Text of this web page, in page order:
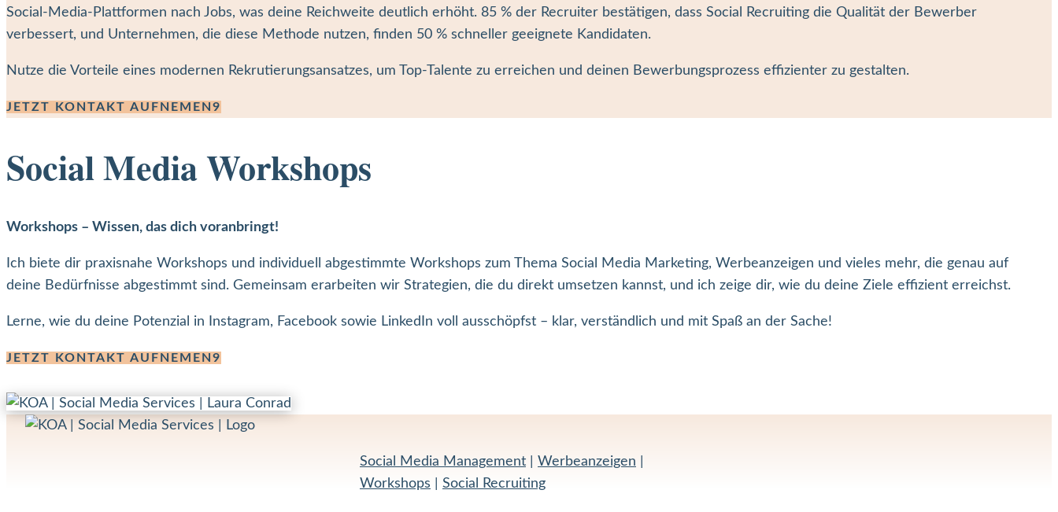
Social-Media-Plattformen nach Jobs, was deine Reichweite deutlich erhöht. 85 % der Recruiter bestätigen, dass Social Recruiting die Qualität der Bewerber
verbessert, und Unternehmen, die diese Methode nutzen, finden 50 % schneller geeignete Kandidaten.
Nutze die Vorteile eines modernen Rekrutierungsansatzes, um Top-Talente zu erreichen und deinen Bewerbungsprozess effizienter zu gestalten.
JETZT KONTAKT AUFNEMEN
Social Media Workshops
Workshops – Wissen, das dich voranbringt!
Ich biete dir praxisnahe Workshops und individuell abgestimmte Workshops zum Thema Social Media Marketing, Werbeanzeigen und vieles mehr, die genau auf
deine Bedürfnisse abgestimmt sind. Gemeinsam erarbeiten wir Strategien, die du direkt umsetzen kannst, und ich zeige dir, wie du deine Ziele effizient erreichst.
Lerne, wie du deine Potenzial in Instagram, Facebook sowie LinkedIn voll ausschöpfst – klar, verständlich und mit Spaß an der Sache!
JETZT KONTAKT AUFNEMEN
Social Media Management Werbeanzeigen
Workshops
Social Recruiting